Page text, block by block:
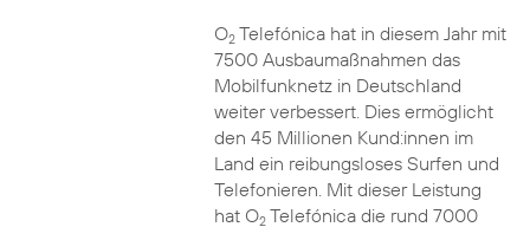
O2Telefónica hat in diesem Jahr mit
7500 Ausbaumaßnahmen das
Mobilfunknetz in Deutschland
weiter verbessert. Dies ermöglicht
den 45 Millionen Kund:innen im
Land ein reibungsloses Surfen und
Telefonieren. Mit dieser Leistung
hat O2Telefónica die rund 7000